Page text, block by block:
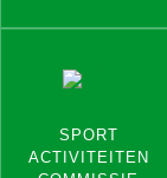
SPORT
ACTIVITEITEN